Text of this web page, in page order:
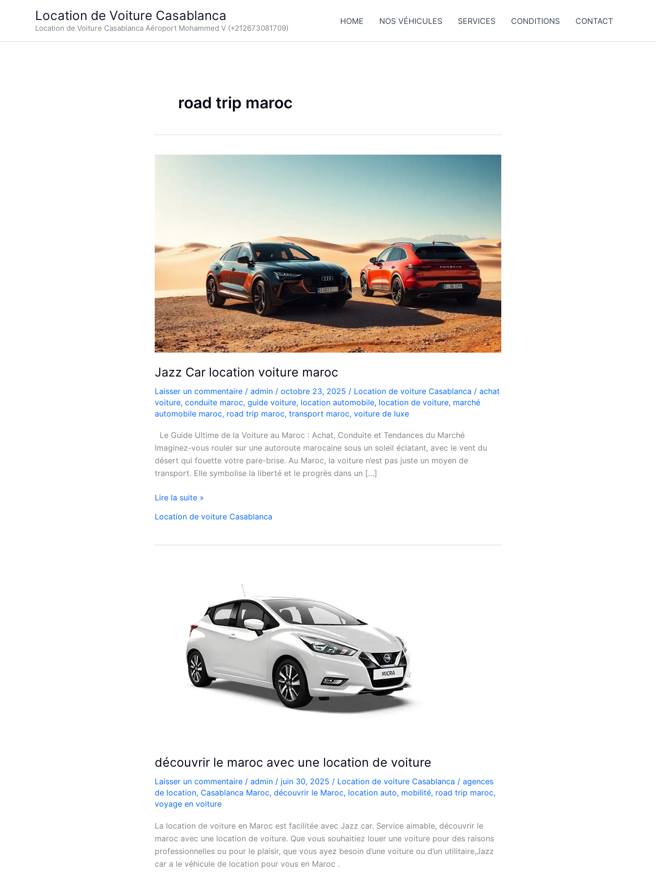
Location de Voiture Casablanca
Location de Voiture Casablanca Aéroport Mohammed V (+212673081709)
HOME NOS VÉHICULES SERVICES CONDITIONS CONTACT
road trip maroc
Jazz Car location voiture maroc
Laisser un commentaire / admin / octobre 23, 2025 / Location de voiture Casablanca / achat
voiture, conduite maroc, guide voiture, location automobile, location de voiture, marché
automobile maroc, road trip maroc, transport maroc, voiture de luxe
Le Guide Ultime de la Voiture au Maroc : Achat, Conduite et Tendances du Marché
Imaginez-vous rouler sur une autoroute marocaine sous un soleil éclatant, avec le vent du
désert qui fouette votre pare-brise. Au Maroc, la voiture n’est pas juste un moyen de
transport. Elle symbolise la liberté et le progrès dans un […]
Jazz
location
maroc
Lire la suite »
Location de voiture Casablanca
découvrir le maroc avec une location de voiture
Laisser un commentaire / admin / juin 30, 2025 / Location de voiture Casablanca / agences
de location, Casablanca Maroc, découvrir le Maroc, location auto, mobilité, road trip maroc,
voyage en voiture
La location de voiture en Maroc est facilitée avec Jazz car. Service aimable, découvrir le
maroc avec une location de voiture. Que vous souhaitiez louer une voiture pour des raisons
professionnelles ou pour le plaisir, que vous ayez besoin d’une voiture ou d’un utilitaire,Jazz
car a le véhicule de location pour vous en Maroc .